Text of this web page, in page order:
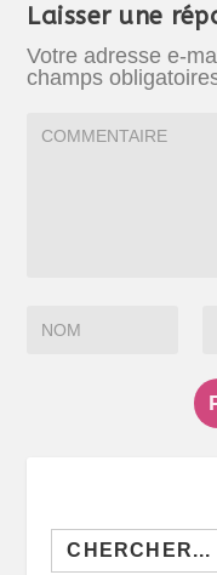
Laisser une
Votre adresse e-
champs
Search
for: